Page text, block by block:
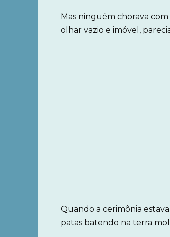
Mas ninguém chorava
olhar vazio e imóvel,
Quando a cerimônia
patas batendo na terra